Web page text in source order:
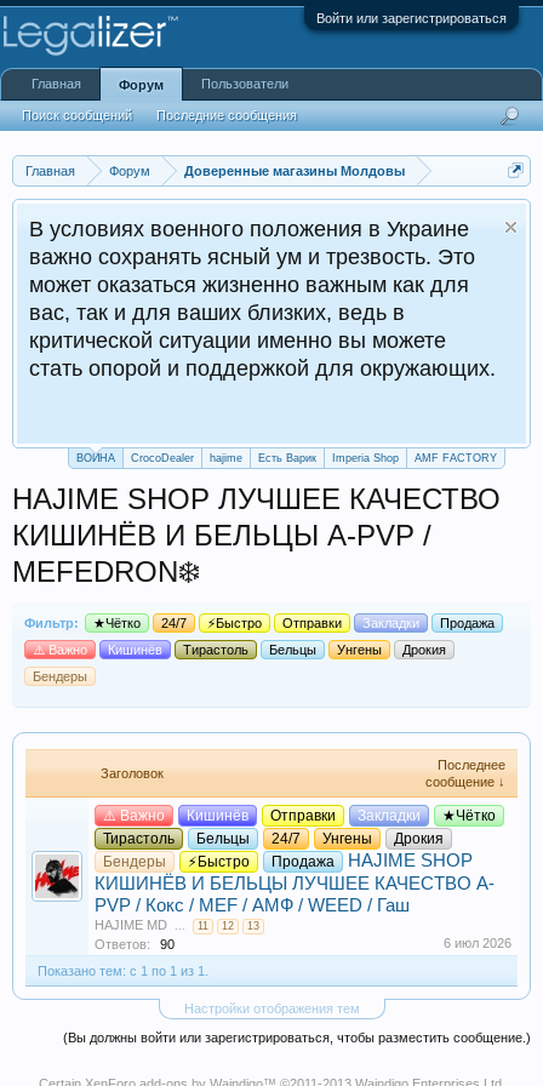
Войти или зарегистрироваться
Главная Форум Доверенные магазины Молдовы
В условиях военного положения в Украине
важно сохранять ясный ум и трезвость. Это
может оказаться жизненно важным как для
вас, так и для ваших близких, ведь в
критической ситуации именно вы можете
стать опорой и поддержкой для окружающих.
ВОЙНА CrocoDealer hajime Есть Варик Imperia Shop AMF FACTORY
HAJIME SHOP ЛУЧШЕЕ КАЧЕСТВО
КИШИНЁВ И БЕЛЬЦЫ A-PVP /
MEFEDRON❄️
Фильтр: ★Чётко 24/7 ⚡Быстро Отправки Закладки
Продажа
⚠️ Важно
Кишинёв Тирастоль Бельцы Унгены
Дрокия
Бендеры
Заголовок
Последнее
сообщение ↓
⚠️ Важно Кишинёв Отправки Закладки
★Чётко
Тирастоль
Бельцы 24/7 Унгены
Дрокия
Бендеры
⚡Быстро Продажа
HAJIME SHOP
КИШИНЁВ И БЕЛЬЦЫ ЛУЧШЕЕ КАЧЕСТВО A-
PVP / Кокс / MEF / АМФ / WEED / Гаш
HAJIME MD ... 11 12 13
Ответов: 90
6 июл 2026
Показано тем: с 1 по 1 из 1.
Настройки отображения тем
(Вы должны войти или зарегистрироваться, чтобы разместить сообщение.)
Главная Форум
Поиск сообщений Последние сообщения
Пользователи